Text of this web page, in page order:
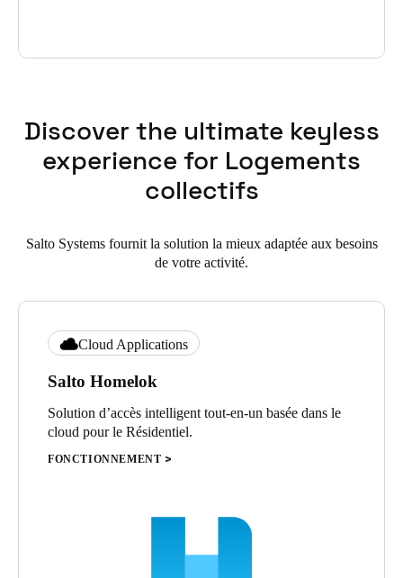
Discover the ultimate keyless
experience for Logements
collectifs
Salto Systems fournit la solution la mieux adaptée aux besoins
de votre activité.
Cloud Applications
Salto Homelok
Solution d’accès intelligent tout-en-un basée dans le
cloud pour le Résidentiel.
FONCTIONNEMENT